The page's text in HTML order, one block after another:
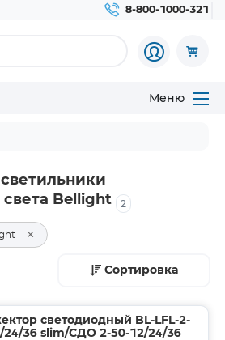
8-800-1000-321
Меню
света Bellight
2
×
Сортировка
светодиодный BL-LFL-2-
24/36 slim/СДО 2-50-12/24/36